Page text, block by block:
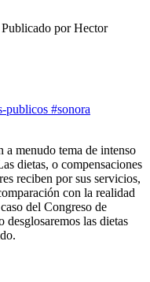
Publicado por Hector
publicos #sonora
a menudo tema de intenso
dietas, o compensaciones
reciben por sus servicios,
con la realidad
del Congreso de
desglosaremos las dietas